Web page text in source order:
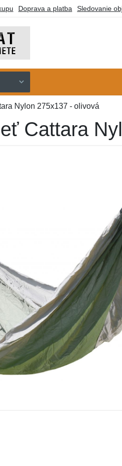
Doprava a platba Sledovanie
Nylon 275x137 - olivová
Cattara